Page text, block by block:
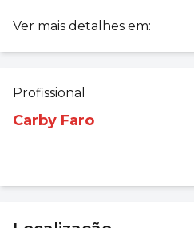
Ver mais detalhes em:
Profissional
Carby Faro